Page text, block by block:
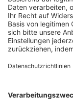
Trainerbörse
Login SpielPlus
FOLGE DEM